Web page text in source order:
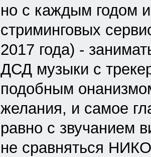
но с каждым годом
стриминговых
2017 года) -
ДСД музыки с
подобным
желания, и самое
равно с звучанием
не сравняться